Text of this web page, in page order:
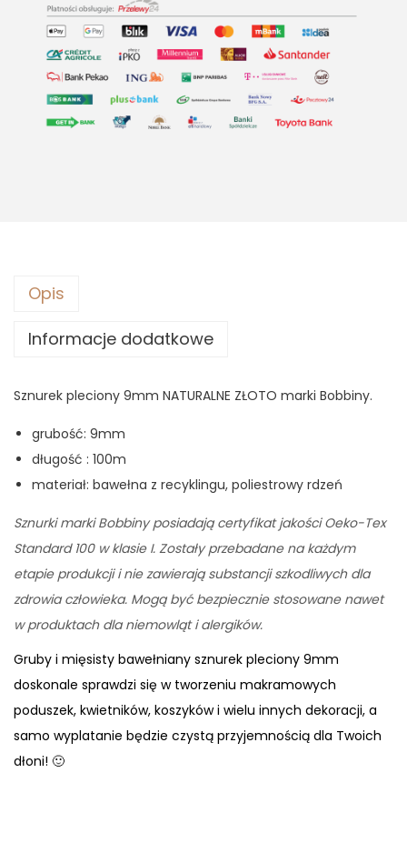
i
c
e
w
a
z
.
c
e
i
s
.
Opis
Informacje dodatkowe
Sznurek pleciony 9mm NATURALNE ZŁOTO marki Bobbiny.
grubość: 9mm
długość : 100m
materiał: bawełna z recyklingu, poliestrowy rdzeń
Sznurki marki Bobbiny posiadają certyfikat jakości Oeko-Tex
Standard 100 w klasie I. Zostały przebadane na każdym
etapie produkcji i nie zawierają substancji szkodliwych dla
zdrowia człowieka. Mogą być bezpiecznie stosowane nawet
w produktach dla niemowląt i alergików.
Gruby i mięsisty bawełniany sznurek pleciony 9mm
doskonale sprawdzi się w tworzeniu makramowych
poduszek, kwietników, koszyków i wielu innych dekoracji, a
samo wyplatanie będzie czystą przyjemnością dla Twoich
dłoni! 🙂